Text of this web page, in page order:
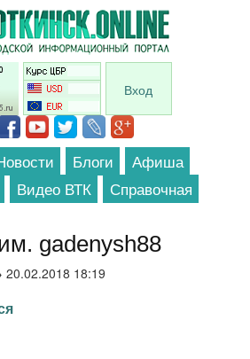
содержанию
Вход
Блоги
Афиша
Видео ВТК Справочная
gadenysh88
20.02.2018 18:19